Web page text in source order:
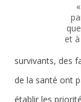
et
survivants, des
de la santé ont
établir les